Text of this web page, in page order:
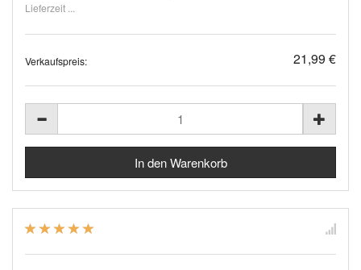
Lieferzeit ...
Verkaufspreis: 21,99 €